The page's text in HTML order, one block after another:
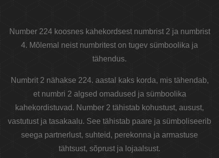
Number 224 koosnes kahekordsest numbrist 2 ja numbrist
4. Mõlemal neist numbritest on tugev sümboolika ja
tähendus.
Numbrit 2 nähakse 224. aastal kaks korda, mis tähendab,
et numbri 2 algsed omadused ja sümboolika
kahekordistuvad. Number 2 tähistab kohustust, ausust,
vastutust ja tasakaalu. See tähistab paare ja sümboliseerib
seega partnerlust, suhteid, perekonna ja armastuse
tähtsust, sõprust ja lojaalsust.